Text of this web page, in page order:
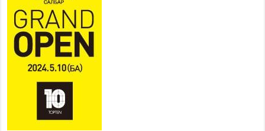
2026 оны 7 сар 16 / 11 цаг 50 минут
Үер усны болзошгүй аюулаас сэргийлж,
холбогдох байгууллагууд өндөржүүлсэн бэлэн
байдалд ажиллаж байна
2026 оны 7 сар 15 / 13 цаг 06 минут
“Дэлхийн адууны өдөр”-т 15000 морьтон оролцож
2026 оны 7 сар 15 / 11 цаг 51 минут